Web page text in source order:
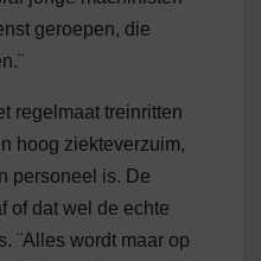
geroepen, die
regelmaat treinritten
hoog ziekteverzuim,
personeel is. De
of dat wel de echte
¨Alles wordt maar op